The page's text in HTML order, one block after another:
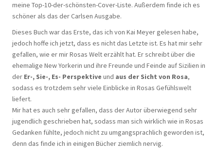
meine Top-10-der-schönsten-Cover-Liste. Außerdem finde ich es
schöner als das der Carlsen Ausgabe.
Dieses Buch war das Erste, das ich von Kai Meyer gelesen habe,
jedoch hoffe ich jetzt, dass es nicht das Letzte ist. Es hat mir sehr
gefallen, wie er mir Rosas Welt erzählt hat. Er schreibt über die
ehemalige New Yorkerin und ihre Freunde und Feinde auf Sizilien in
der Er-, Sie-, Es- Perspektive und aus der Sicht von Rosa,
sodass es trotzdem sehr viele Einblicke in Rosas Gefühlswelt
liefert.
Mir hat es auch sehr gefallen, dass der Autor überwiegend sehr
jugendlich geschrieben hat, sodass man sich wirklich wie in Rosas
Gedanken fühlte, jedoch nicht zu umgangsprachlich geworden ist,
denn das finde ich in einigen Bücher ziemlich nervig.